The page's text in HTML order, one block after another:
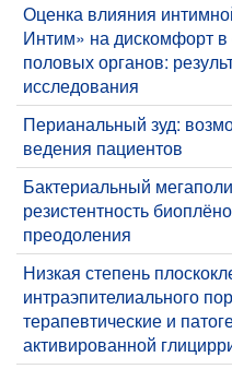
​Оценка влияния
Интим» на дискомфорт
половых органов:
исследования
​Перианальный зуд:
ведения пациентов
Бактериальный
резистентность
преодоления
​Низкая степень
интраэпителиального
терапевтические и
активированной